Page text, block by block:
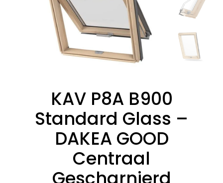
KAV P8A B900
Standard Glass –
DAKEA GOOD
Centraal